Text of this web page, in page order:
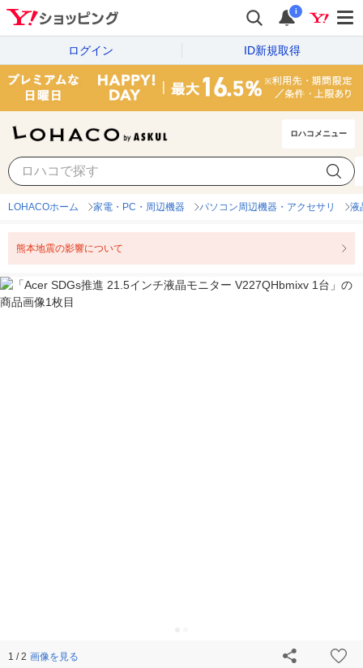
i
ログイン ID新規取得
ロハコメニュー
LOHACOホーム 家電・PC・周辺機器 パソコン周辺機器・アクセサリ 液
熊本地震の影響について
1 / 2 画像を見る